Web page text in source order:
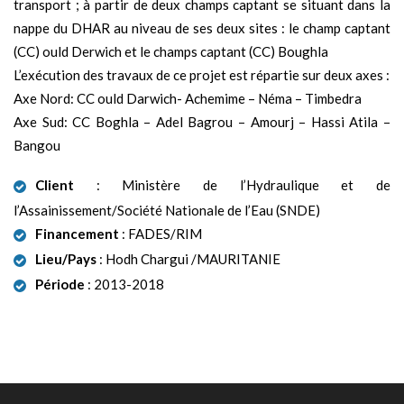
transport ; à partir de deux champs captant se situant dans la
nappe du DHAR au niveau de ses deux sites : le champ captant
(CC) ould Derwich et le champs captant (CC) Boughla
L’exécution des travaux de ce projet est répartie sur deux axes :
Axe Nord: CC ould Darwich- Achemime – Néma – Timbedra
Axe Sud: CC Boghla – Adel Bagrou – Amourj – Hassi Atila –
Bangou
Client : Ministère de l’Hydraulique et de
l’Assainissement/Société Nationale de l’Eau (SNDE)
Financement : FADES/RIM
Lieu/Pays : Hodh Chargui /MAURITANIE
Période : 2013-2018